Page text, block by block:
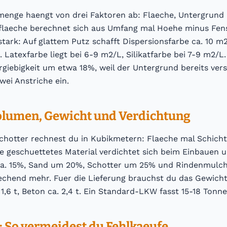
haengt von drei Faktoren ab: Flaeche, Untergrund
berechnet sich aus Umfang mal Hoehe minus
Auf glattem Putz schafft Dispersionsfarbe ca. 10
Latexfarbe liegt bei 6-9 m2/L, Silikatfarbe bei 7-9 m2/
um etwa 18%, weil der Untergrund bereits
Anstriche ein.
Gewicht und Verdichtung
rechnest du in Kubikmetern: Flaeche mal
geschuettetes Material verdichtet sich beim Einbauen
15%, Sand um 20%, Schotter um 25% und
mehr. Fuer die Lieferung brauchst du das
t, Beton ca. 2,4 t. Ein Standard-LKW fasst 15-18